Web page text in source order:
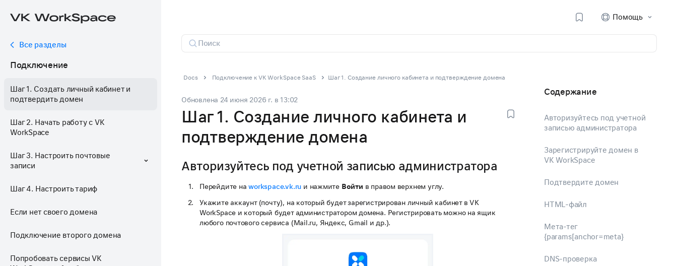
Помощь
Все разделы
Подключение
Шаг 1. Создать личный кабинет и
подтвердить домен
Шаг 2. Начать работу с VK
WorkSpace
Шаг 3. Настроить почтовые
записи
Шаг 4. Настроить тариф
Если нет своего домена
Подключение второго домена
Попробовать сервисы VK
Docs Подключение к VK WorkSpace SaaS Шаг 1. Создание личного кабинета и подтверждение домена
Обновлена 24 июня 2026 г. в 13:02
Шаг 1. Создание личного кабинета и
подтверждение домена
Авторизуйтесь под учетной записью администратора
Перейдите наworkspace.vk.ru и нажмите Войти в правом верхнем углу.
Укажите аккаунт (почту), на который будет зарегистрирован личный кабинет в VK
WorkSpace и который будет администратором домена. Регистрировать можно на ящик
любого почтового сервиса (Mail.ru, Яндекс, Gmail и др.).
Содержание
Авторизуйтесь под учетной
записью администратора
Зарегистрируйте домен в
VK WorkSpace
Подтвердите домен
HTML-файл
Мета-тег
{params[anchor=meta}
DNS-проверка